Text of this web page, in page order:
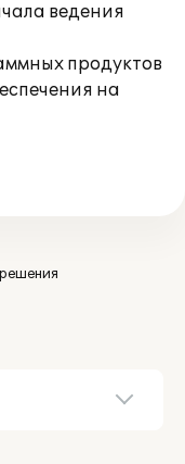
ведения
продуктов
на